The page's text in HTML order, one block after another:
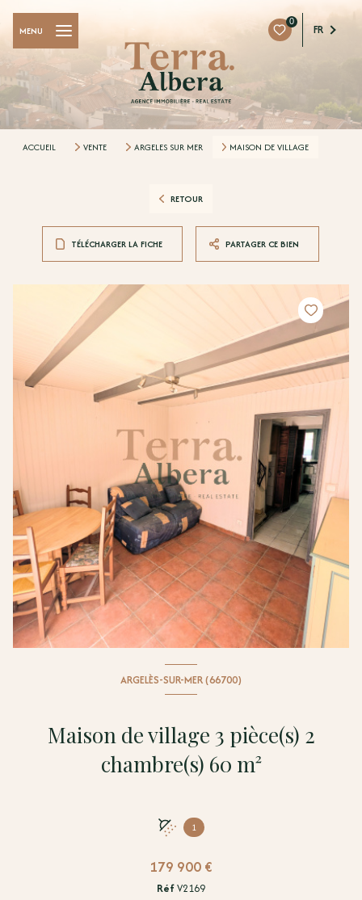
0
FR
MENU
ACCUEIL VENTE ARGELES SUR MER MAISON DE VILLAGE
RETOUR
TÉLÉCHARGER LA FICHE PARTAGER CE BIEN
ARGELÈS-SUR-MER (66700)
Maison de village 3 pièce(s) 2
chambre(s) 60 m²
1
179 900 €
RéfV2169